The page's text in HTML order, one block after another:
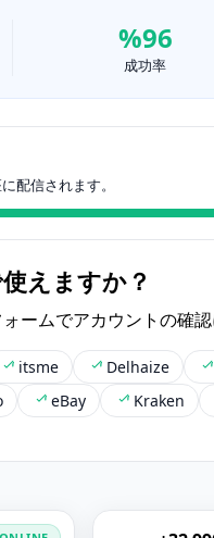
%96
成功率
配信されます。
えますか？
ームでアカウントの確
itsme Delhaize
eBay Kraken